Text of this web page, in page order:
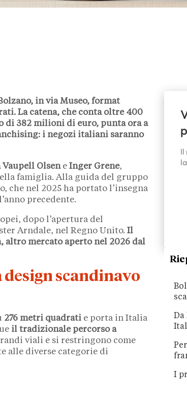
in via Museo, format
La catena, che conta oltre 400
di 382 milioni di euro, punta ora a
i negozi italiani saranno
Olsene Inger Grene,
famiglia. Alla guida del gruppo
che nel 2025 ha portato l’insegna
precedente.
dopo l’apertura del
Arndale, nel Regno Unito. Il
altro mercato aperto nel 2026 dal
scandinavo
276 metri quadrati e porta in Italia
il tradizionale percorso a
viali e si restringono come
alle diverse categorie di
Il
I